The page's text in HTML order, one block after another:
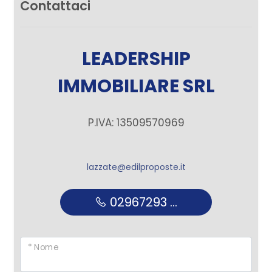
Contattaci
LEADERSHIP
IMMOBILIARE SRL
P.IVA: 13509570969
lazzate@edilproposte.it
02967293 ...
* Nome
Posto auto/Box
Balcone/Terrazzo
Nuova costruzione
Lusso